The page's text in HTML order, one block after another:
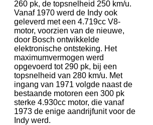
260 pk, de topsnelheid 250 km/u.
Vanaf 1970 werd de Indy ook
geleverd met een 4.719cc V8-
motor, voorzien van de nieuwe,
door Bosch ontwikkelde
elektronische ontsteking. Het
maximumvermogen werd
opgevoerd tot 290 pk, bij een
topsnelheid van 280 km/u. Met
ingang van 1971 volgde naast de
bestaande motoren een 300 pk
sterke 4.930cc motor, die vanaf
1973 de enige aandrijfunit voor de
Indy werd.